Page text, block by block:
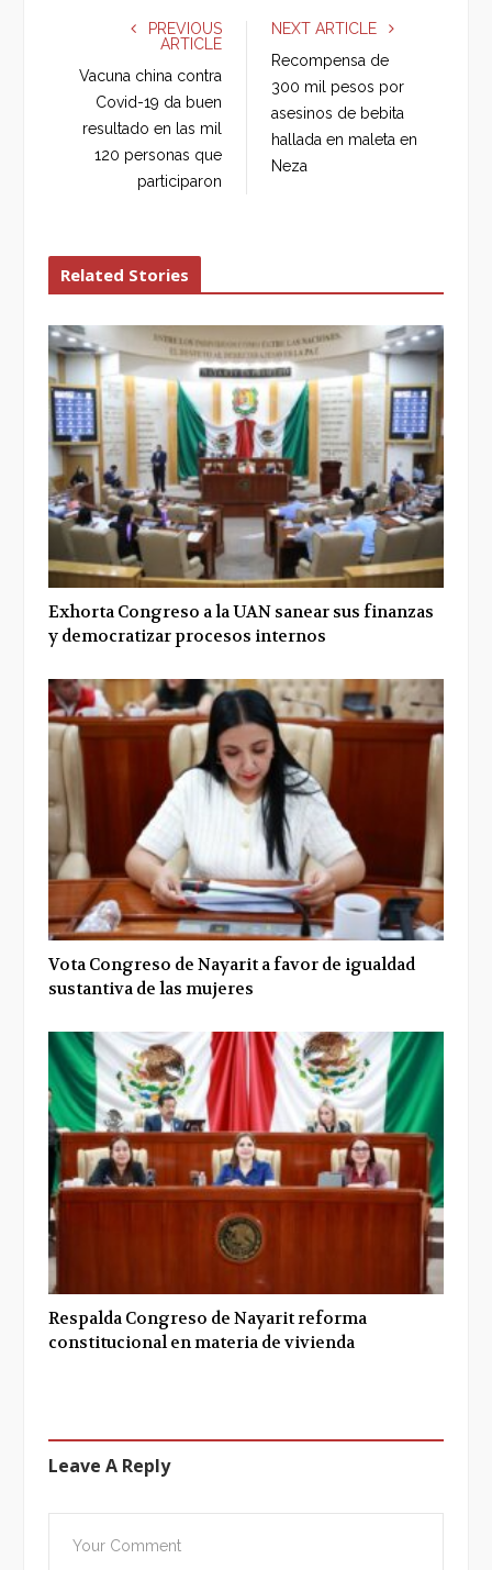
e
o
k
g
I
n
PREVIOUS
ARTICLE
Vacuna china contra
Covid-19 da buen
resultado en las mil
120 personas que
participaron
NEXT ARTICLE
Recompensa de
300 mil pesos por
asesinos de bebita
hallada en maleta en
Neza
Related Stories
Exhorta Congreso a la UAN sanear sus finanzas
y democratizar procesos internos
Vota Congreso de Nayarit a favor de igualdad
sustantiva de las mujeres
Respalda Congreso de Nayarit reforma
constitucional en materia de vivienda
Leave A Reply